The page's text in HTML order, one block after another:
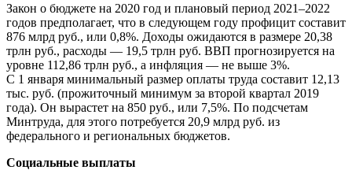
Закон о бюджете на 2020 год и плановый период 2021–2022
годов предполагает, что в следующем году профицит составит
876 млрд руб., или 0,8%. Доходы ожидаются в размере 20,38
трлн руб., расходы — 19,5 трлн руб. ВВП прогнозируется на
уровне 112,86 трлн руб., а инфляция — не выше 3%.
С 1 января минимальный размер оплаты труда составит 12,13
тыс. руб. (прожиточный минимум за второй квартал 2019
года). Он вырастет на 850 руб., или 7,5%. По подсчетам
Минтруда, для этого потребуется 20,9 млрд руб. из
федерального и региональных бюджетов.
Социальные выплаты